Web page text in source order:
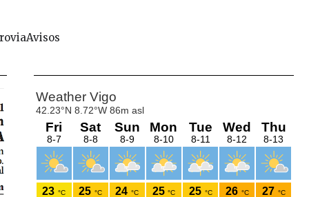
Avisos